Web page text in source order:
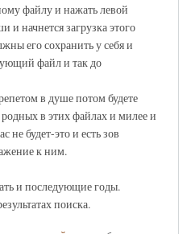
файлу и нажать левой
и начнется загрузка этого
его сохранить у себя и
файл и так до
в душе потом будете
родных в этих файлах и милее и
не будет-это и есть зов
к ним.
и последующие годы.
поиска.